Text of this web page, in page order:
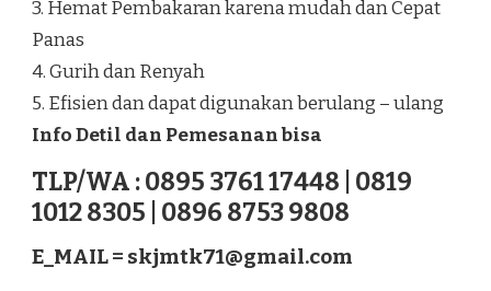
3. Hemat Pembakaran karena mudah dan Cepat
Panas
4. Gurih dan Renyah
5. Efisien dan dapat digunakan berulang – ulang
Info Detil dan Pemesanan bisa
TLP/WA : 0895 3761 17448 | 0819
1012 8305 | 0896 8753 9808
E_MAIL = skjmtk71@gmail.com